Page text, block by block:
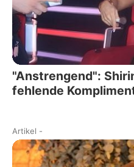
"Anstrengend":
fehlende
Artikel -